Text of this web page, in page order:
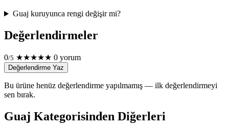
Guaj kuruyunca rengi değişir mi?
Değerlendirmeler
0/5 ★★★★★ 0 yorum
Değerlendirme Yaz
Bu ürüne henüz değerlendirme yapılmamış — ilk değerlendirmeyi
sen bırak.
Guaj Kategorisinden Diğerleri